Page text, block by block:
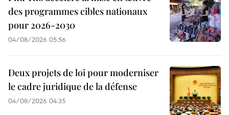
des programmes cibles nationaux
pour 2026-2030
04/08/2026 05:56
Deux projets de loi pour moderniser
le cadre juridique de la défense
04/08/2026 04:35